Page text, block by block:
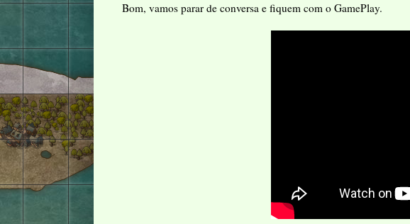
Bom, vamos parar de conversa e fiquem com o GamePlay.